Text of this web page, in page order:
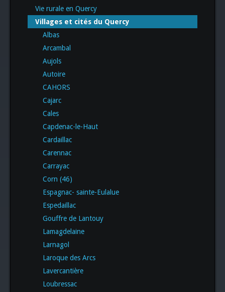
Vie rurale en Quercy
Villages et cités du Quercy
Albas
Arcambal
Aujols
Autoire
CAHORS
Cajarc
Cales
Capdenac-le-Haut
Cardaillac
Carennac
Carrayac
Corn (46)
Espagnac- sainte-Eulalue
Espedaillac
Gouffre de Lantouy
Lamagdelaine
Larnagol
Laroque des Arcs
Lavercantière
Loubressac